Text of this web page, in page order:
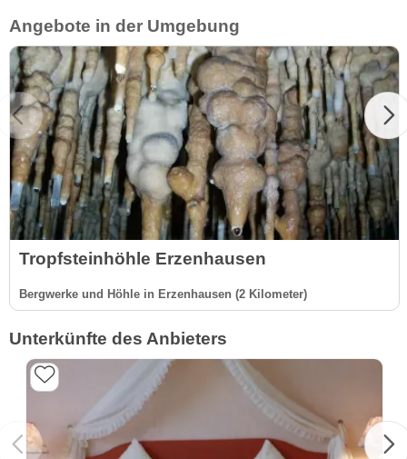
Angebote in der Umgebung
Tropfsteinhöhle Erzenhausen
Bergwerke und Höhle in Erzenhausen (2 Kilometer)
Unterkünfte des Anbieters